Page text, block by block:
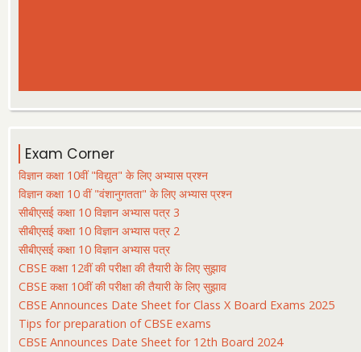
Exam Corner
विज्ञान कक्षा 10वीं "विद्युत" के लिए अभ्यास प्रश्न
विज्ञान कक्षा 10 वीं "वंशानुगतता" के लिए अभ्यास प्रश्न
सीबीएसई कक्षा 10 विज्ञान अभ्यास पत्र 3
सीबीएसई कक्षा 10 विज्ञान अभ्यास पत्र 2
सीबीएसई कक्षा 10 विज्ञान अभ्यास पत्र
CBSE कक्षा 12वीं की परीक्षा की तैयारी के लिए सुझाव
CBSE कक्षा 10वीं की परीक्षा की तैयारी के लिए सुझाव
CBSE Announces Date Sheet for Class X Board Exams 2025
Tips for preparation of CBSE exams
CBSE Announces Date Sheet for 12th Board 2024